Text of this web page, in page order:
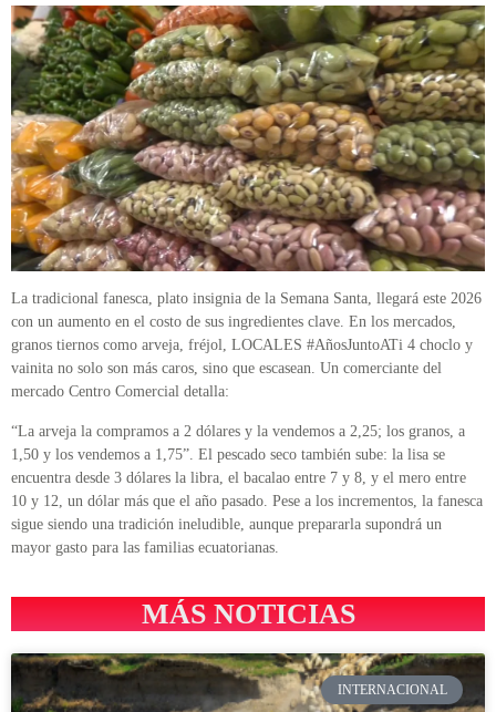
La tradicional fanesca, plato insignia de la Semana Santa, llegará este 2026
con un aumento en el costo de sus ingredientes clave. En los mercados,
granos tiernos como arveja, fréjol, LOCALES #AñosJuntoATi 4 choclo y
vainita no solo son más caros, sino que escasean. Un comerciante del
mercado Centro Comercial detalla:
“La arveja la compramos a 2 dólares y la vendemos a 2,25; los granos, a
1,50 y los vendemos a 1,75”. El pescado seco también sube: la lisa se
encuentra desde 3 dólares la libra, el bacalao entre 7 y 8, y el mero entre
10 y 12, un dólar más que el año pasado. Pese a los incrementos, la fanesca
sigue siendo una tradición ineludible, aunque prepararla supondrá un
mayor gasto para las familias ecuatorianas.
MÁS NOTICIAS
INTERNACIONAL